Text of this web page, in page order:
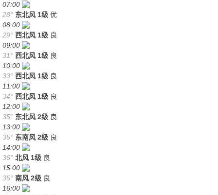
07:00
28° 东北风 1级 优
08:00
29° 西北风 1级 良
09:00
31° 西北风 1级 良
10:00
33° 西北风 1级 良
11:00
34° 西北风 1级 良
12:00
35° 东北风 2级 良
13:00
35° 东南风 2级 良
14:00
36° 北风 1级 良
15:00
35° 南风 2级 良
16:00